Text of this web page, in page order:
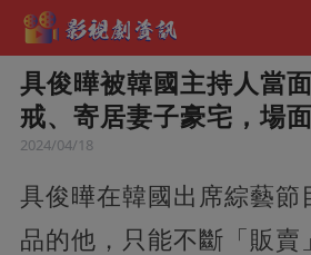
具俊曄被韓國主持人當
戒、寄居妻子豪宅，場
2024/04/18
具俊曄在韓國出席綜藝節
品的他，只能不斷「販賣